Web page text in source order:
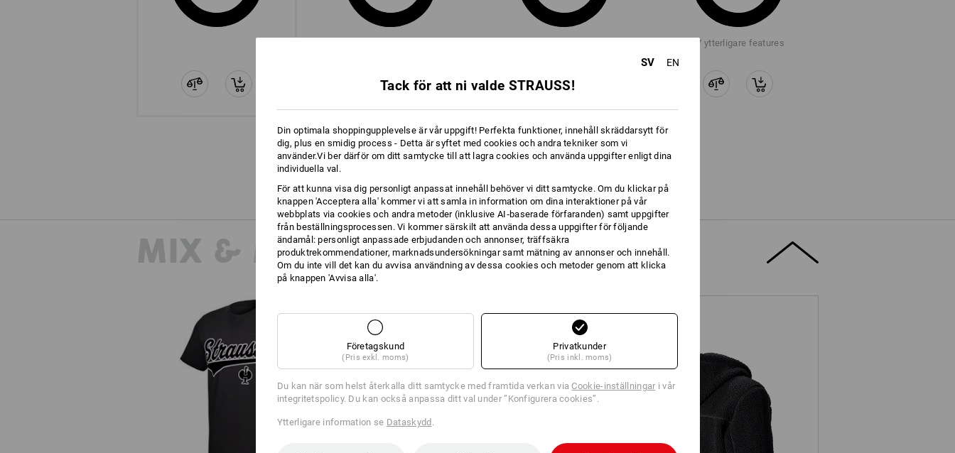
+7 ytterligare features
Jämför alla detaljer
MIX & MATCH
T-Shirt e.s.e:pic Sweatshort e.s.e:pic
SV EN
Tack för att ni valde STRAUSS!
Din optimala shoppingupplevelse är vår uppgift! Perfekta funktioner, innehåll skräddarsytt för
dig, plus en smidig process - Detta är syftet med cookies och andra tekniker som vi
använder.Vi ber därför om ditt samtycke till att lagra cookies och använda uppgifter enligt dina
individuella val.
För att kunna visa dig personligt anpassat innehåll behöver vi ditt samtycke. Om du klickar på
knappen 'Acceptera alla' kommer vi att samla in information om dina interaktioner på vår
webbplats via cookies och andra metoder (inklusive AI‑baserade förfaranden) samt uppgifter
från beställningsprocessen. Vi kommer särskilt att använda dessa uppgifter för följande
ändamål: personligt anpassade erbjudanden och annonser, träffsäkra
produktrekommendationer, marknadsundersökningar samt mätning av annonser och innehåll.
Om du inte vill det kan du avvisa användning av dessa cookies och metoder genom att klicka
på knappen 'Avvisa alla'.
Företagskund
(Pris exkl. moms)
Privatkunder
(Pris inkl. moms)
Du kan när som helst återkalla ditt samtycke med framtida verkan viaCookie-inställningar i vår
integritetspolicy. Du kan också anpassa ditt val under ”Konfigurera cookies”.
Ytterligare information se Dataskydd.